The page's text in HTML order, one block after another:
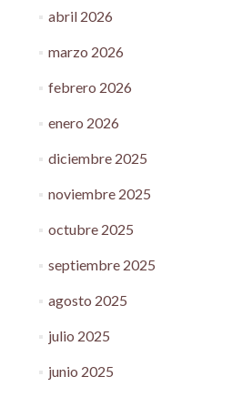
abril 2026
marzo 2026
febrero 2026
enero 2026
diciembre 2025
noviembre 2025
octubre 2025
septiembre 2025
agosto 2025
julio 2025
junio 2025